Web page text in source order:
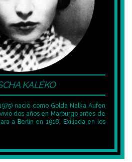
KALÉKO
nació como Golda Nalka Aufen
dos años en Marburgo antes de
a Berlín en 1918. Exiliada en los